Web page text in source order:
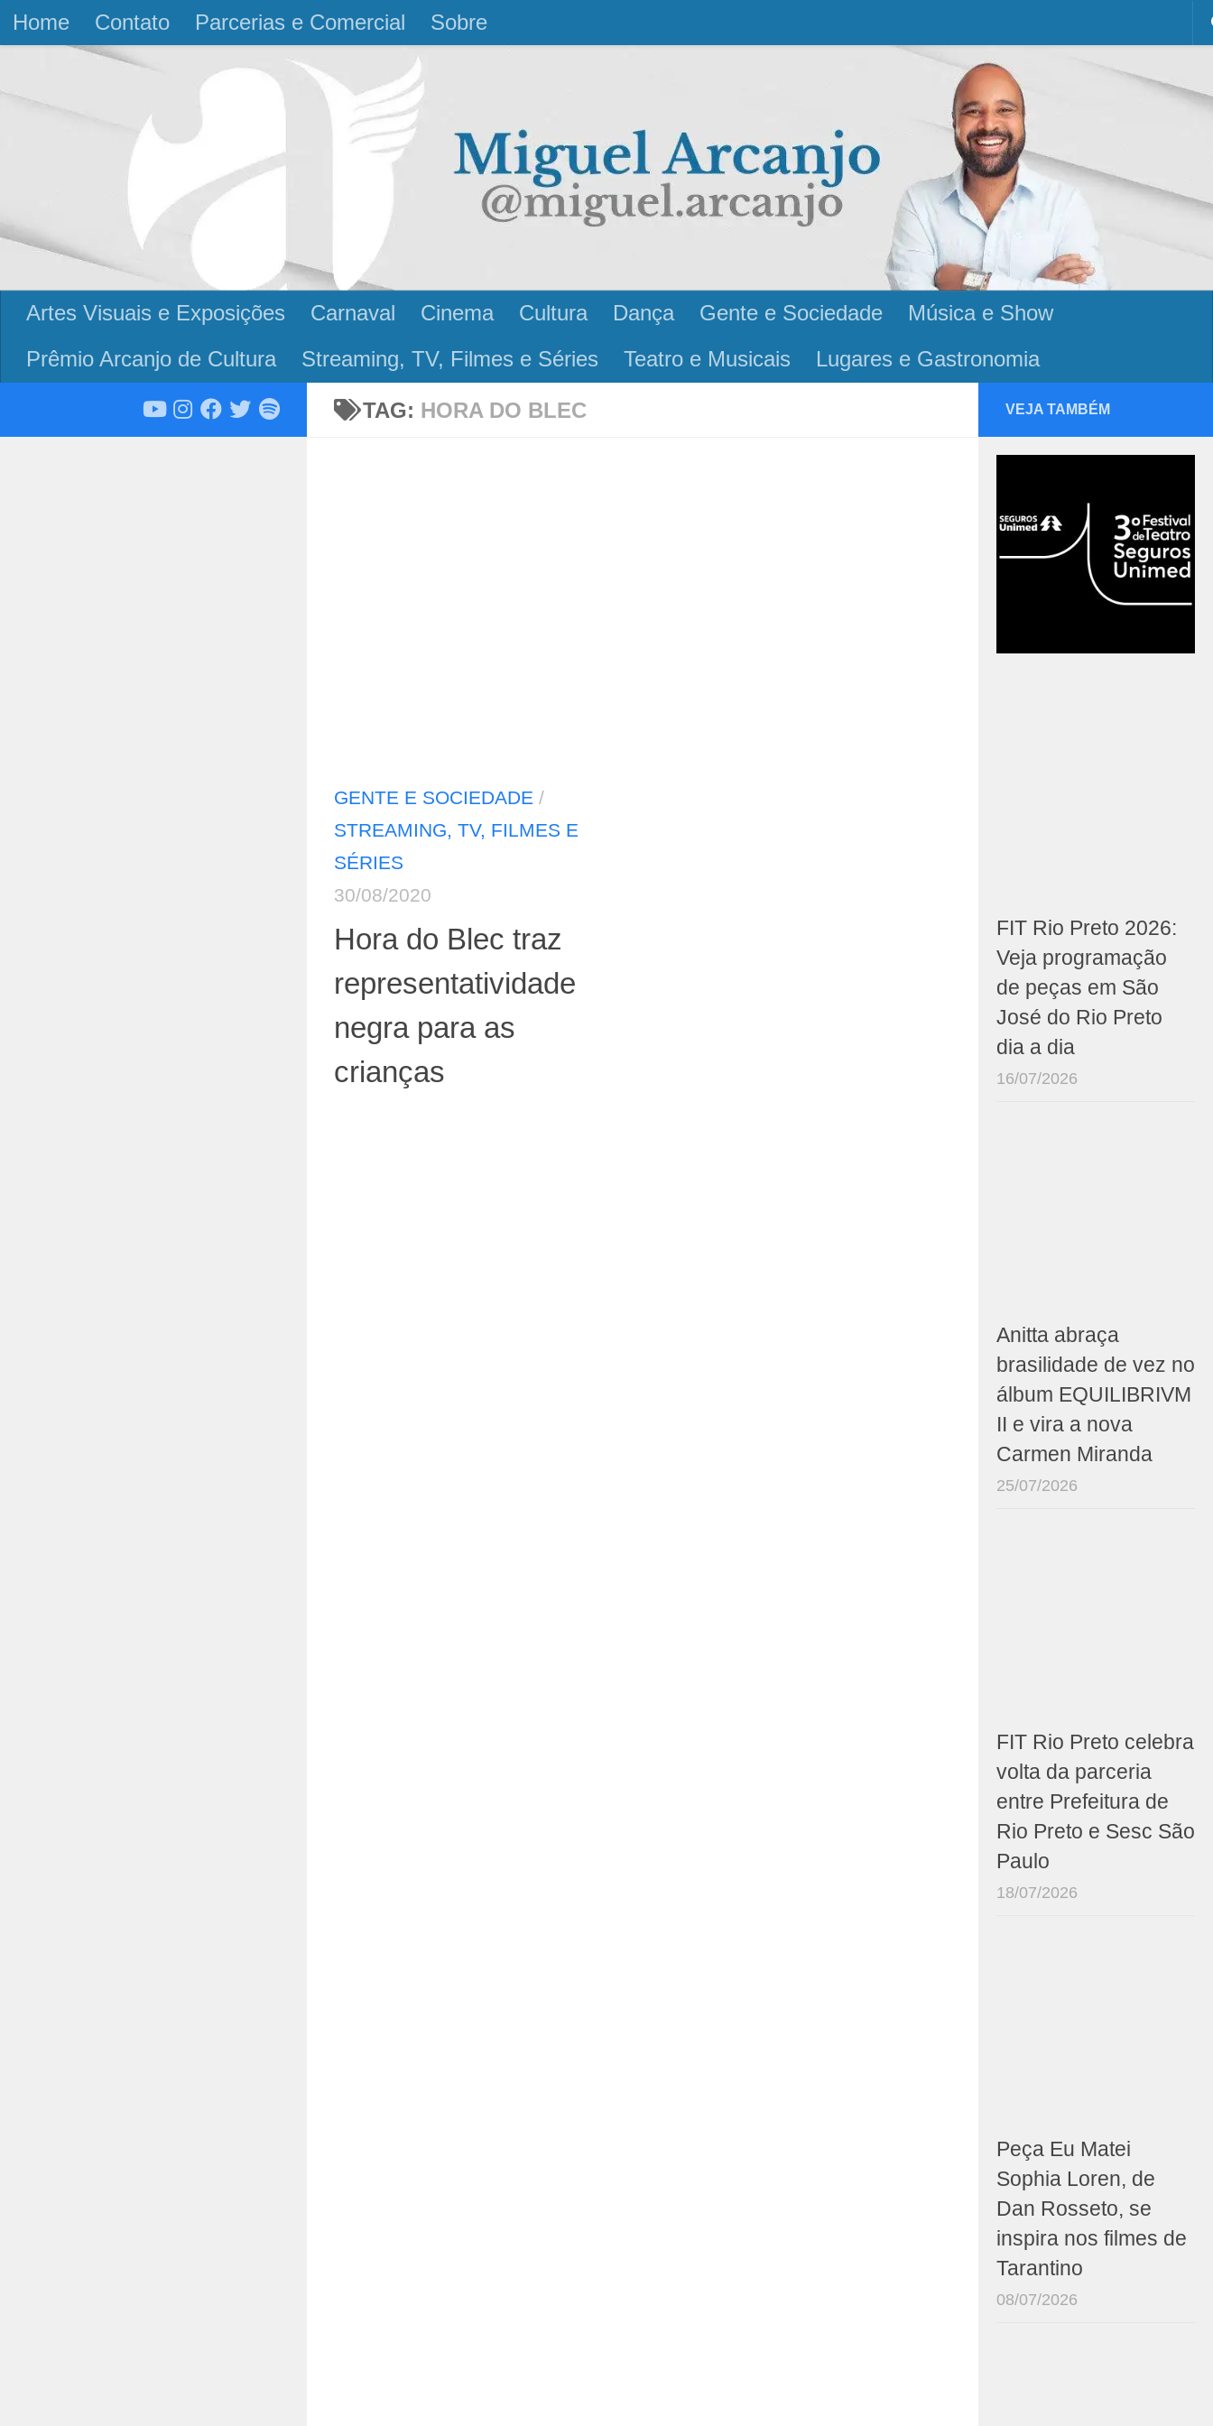
Skip to content
Home Contato Parcerias e Comercial Sobre
Artes Visuais e Exposições Carnaval Cinema Cultura Dança Gente e Sociedade
Música e Show
Prêmio Arcanjo de Cultura
Streaming, TV, Filmes e Séries Teatro e Musicais Lugares e Gastronomia
TAG: HORA DO BLEC
GENTE E SOCIEDADE /
STREAMING, TV, FILMES E
SÉRIES
30/08/2020
Hora do Blec traz
representatividade
negra para as
crianças
VEJA TAMBÉM
FIT Rio Preto 2026:
Veja programação
de peças em São
José do Rio Preto
dia a dia
16/07/2026
Anitta abraça
brasilidade de vez no
álbum EQUILIBRIVM
II e vira a nova
Carmen Miranda
25/07/2026
FIT Rio Preto celebra
volta da parceria
entre Prefeitura de
Rio Preto e Sesc São
Paulo
18/07/2026
Peça Eu Matei
Sophia Loren, de
Dan Rosseto, se
inspira nos filmes de
Tarantino
08/07/2026